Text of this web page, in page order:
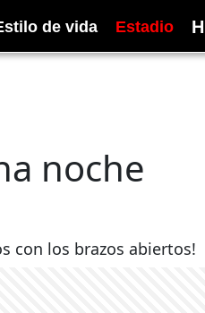
de vida Estadio H
noche
con los brazos abiertos!